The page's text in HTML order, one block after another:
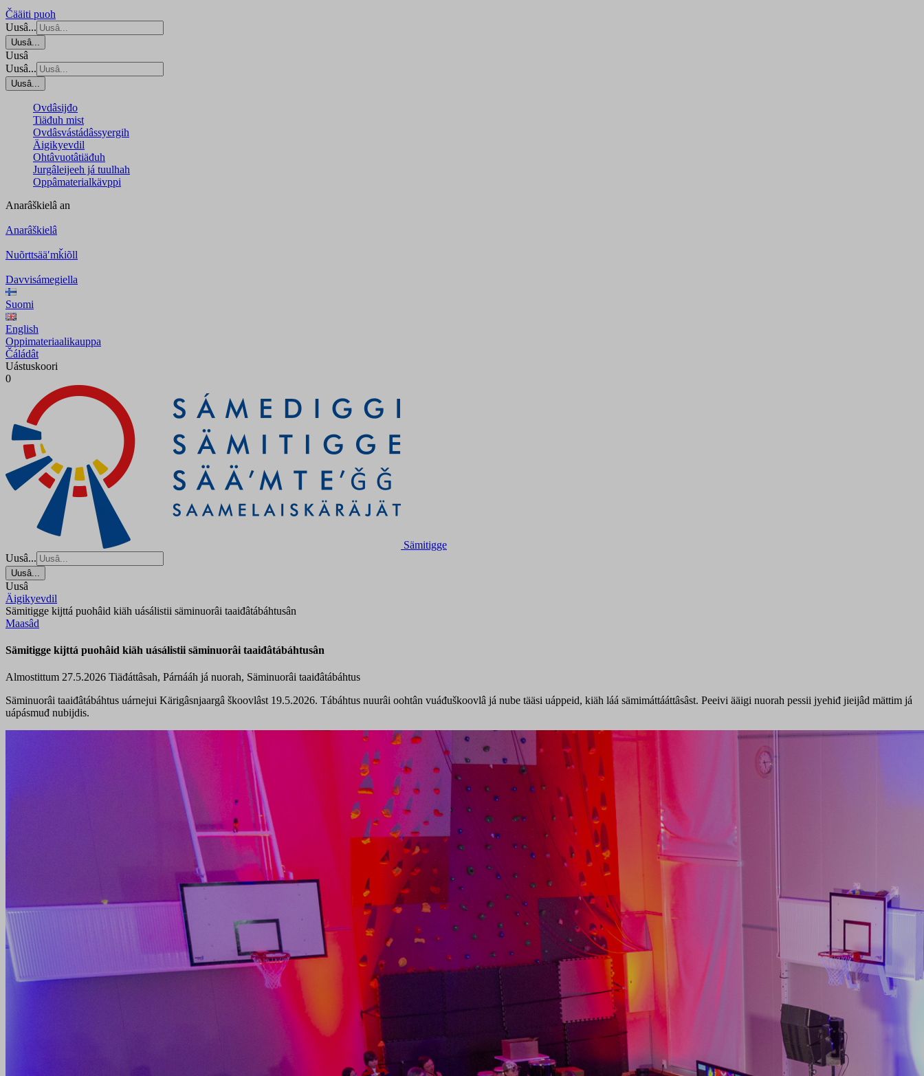
Čääiti puoh
Uusâ...
Uusâ...
Uusâ
Uusâ...
Uusâ...
Ovdâsijđo
Tiäđuh mist
Ovdâsvástádâssyergih
Äigikyevdil
Ohtâvuotâtiäđuh
Jurgâleijeeh já tuulhah
Oppâmaterialkävppi
Anarâškielâ an
Anarâškielâ
Nuõrttsääʹmǩiõll
Davvisámegiella
Suomi
English
Oppimateriaalikauppa
Čáládât
Uástuskoori
0
Sämitigge
Uusâ...
Uusâ...
Uusâ
Äigikyevdil
Sämitigge kijttá puohâid kiäh uásálistii säminuorâi taaiđâtábáhtusân
Maasâd
Sämitigge kijttá puohâid kiäh uásálistii säminuorâi taaiđâtábáhtusân
Almostittum 27.5.2026 Tiäđáttâsah, Párnááh já nuorah, Säminuorâi taaiđâtábáhtus
Säminuorâi taaiđâtábáhtus uárnejui Kärigâsnjaargâ škoovlâst 19.5.2026. Tábáhtus nuurâi oohtân vuáđuškoovlâ já nube tääsi uáppeid, kiäh láá sämimáttááttâsâst. Peeivi ääigi nuorah pessii jyehiđ jieijâd mättim já
uápásmuđ nubijdis.